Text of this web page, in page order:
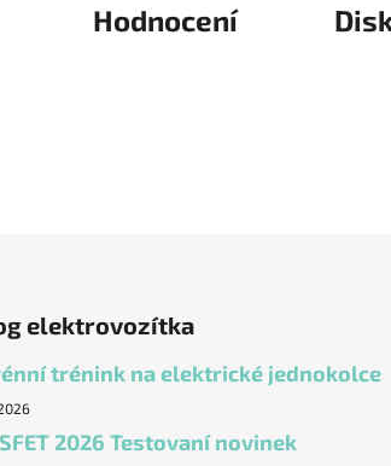
Hodnocení
elektrovozítka
trénink na elektrické jednokolce
2026 Testovaní novinek